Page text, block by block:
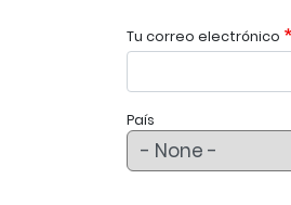
Tu correo electrónico
País